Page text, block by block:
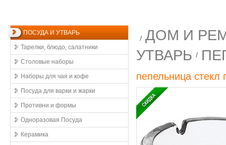
ПОСУДА И УТВАРЬ
Тарелки, блюдо, салатники
Столовые наборы
Наборы для чая и кофе
Посуда для варки и жарки
Противни и формы
Одноразовая Посуда
Керамика
ДОМ И
УТВАРЬ
пепельница стекл